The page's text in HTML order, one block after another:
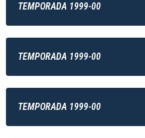
TEMPORADA 1999-00
TEMPORADA 1999-00
TEMPORADA 1999-00